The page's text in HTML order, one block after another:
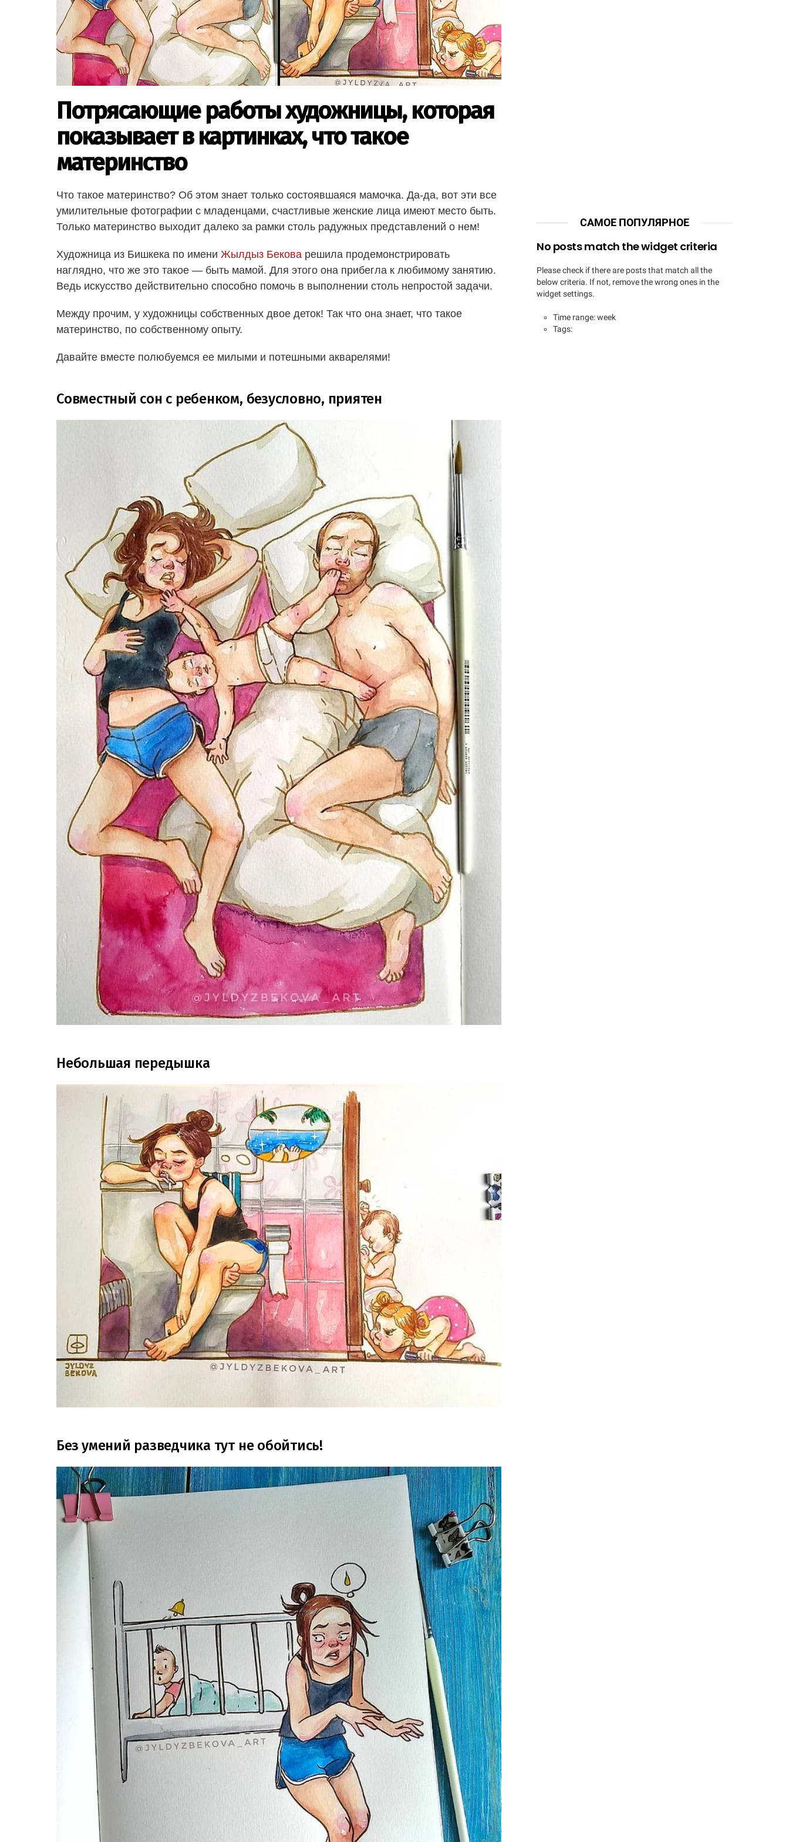
Потрясающие работы художницы, которая
показывает в картинках, что такое
материнство
Что такое материнство? Об этом знает только состоявшаяся мамочка. Да-да, вот эти все
умилительные фотографии с младенцами, счастливые женские лица имеют место быть.
Только материнство выходит далеко за рамки столь радужных представлений о нем!
Художница из Бишкека по имени Жылдыз Бекова решила продемонстрировать
наглядно, что же это такое — быть мамой. Для этого она прибегла к любимому занятию.
Ведь искусство действительно способно помочь в выполнении столь непростой задачи.
Между прочим, у художницы собственных двое деток! Так что она знает, что такое
материнство, по собственному опыту.
Давайте вместе полюбуемся ее милыми и потешными акварелями!
Совместный сон с ребенком, безусловно, приятен
Небольшая передышка
Без умений разведчика тут не обойтись!
САМОЕ ПОПУЛЯРНОЕ
No posts match the widget criteria
Please check if there are posts that match all the
below criteria. If not, remove the wrong ones in the
widget settings.
Time range: week
Tags: